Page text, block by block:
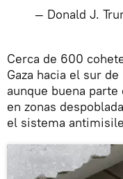
— Donald J.
​Cerca de 600
Gaza hacia el sur
aunque buena
en zonas
el sistema